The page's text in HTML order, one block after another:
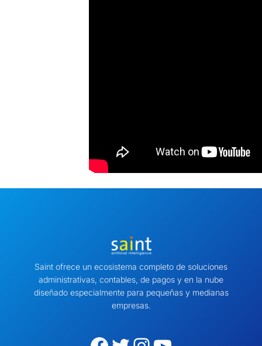
Saint ofrece un ecosistema completo de soluciones
administrativas, contables, de pagos y en la nube
diseñado especialmente para pequeñas y medianas
empresas.